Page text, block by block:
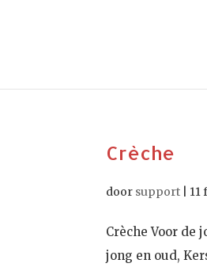
Crèche
door support 11
Crèche Voor de
jong en oud,